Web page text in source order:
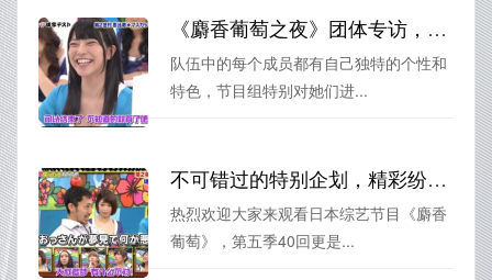
《麝香葡萄之夜》团体专访，揭秘成员内心世界
队伍中的每个成员都有自己独特的个性和
特色，节目组特别对她们进...
不可错过的特别企划，精彩纷呈的《麝香葡萄》第五季40回
热烈欢迎大家来观看日本综艺节目《麝香
葡萄》，第五季40回更是...